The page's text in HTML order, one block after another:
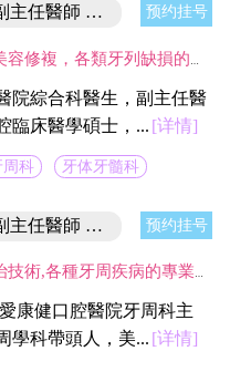
副主任醫師 口腔醫學碩士 预约挂号
動義齒的修複、鑄造支架式可摘局部義齒、 數字化修複、種植上部義齒修複等。在口腔數字化修複、口腔色度學、口腔仿生材料等領域進行過深入研究，成績顯著。
院綜合科醫生，副主任醫
臨床醫學碩士，... [详情]
周科 牙体牙髓科
副主任醫師 集团牙周學科帶頭人 预约挂号
的專業治療及手術治療(翻瓣術及牙周引導骨組織再造術,龈切除術)及種植體周圍感染疾病的治療。
康健口腔醫院牙周科主
學科帶頭人，美... [详情]